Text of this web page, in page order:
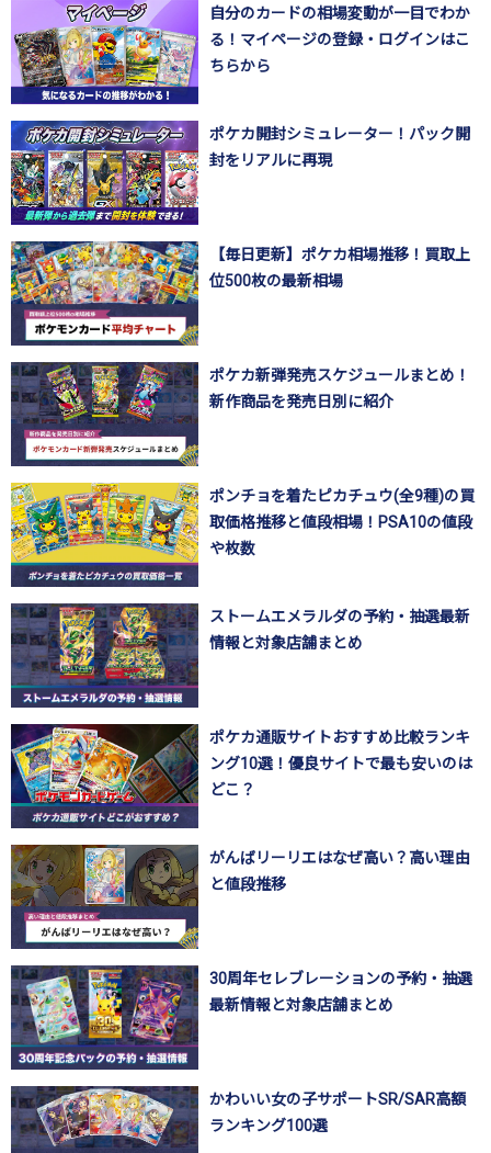
自分のカードの相場変動が一目でわか
る！マイページの登録・ログインはこ
ちらから
ポケカ開封シミュレーター！パック開
封をリアルに再現
【毎日更新】ポケカ相場推移！買取上
位500枚の最新相場
ポケカ新弾発売スケジュールまとめ！
新作商品を発売日別に紹介
ポンチョを着たピカチュウ(全9種)の買
取価格推移と値段相場！PSA10の値段
や枚数
ストームエメラルダの予約・抽選最新
情報と対象店舗まとめ
ポケカ通販サイトおすすめ比較ランキ
ング10選！優良サイトで最も安いのは
どこ？
がんばリーリエはなぜ高い？高い理由
と値段推移
30周年セレブレーションの予約・抽選
最新情報と対象店舗まとめ
かわいい女の子サポートSR/SAR高額
ランキング100選